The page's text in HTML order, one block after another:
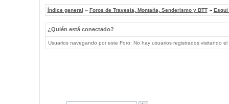
Índice general » Foros de Travesía, Montaña, Senderismo y BTT» Esquí
¿Quién está conectado?
Usuarios navegando por este Foro: No hay usuarios registrados visitando